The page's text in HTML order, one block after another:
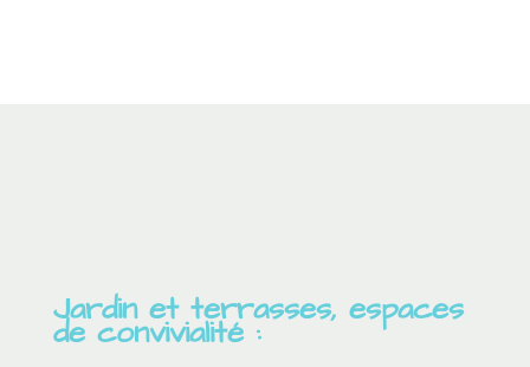
Jardin et terrasses, espaces
de convivialité :